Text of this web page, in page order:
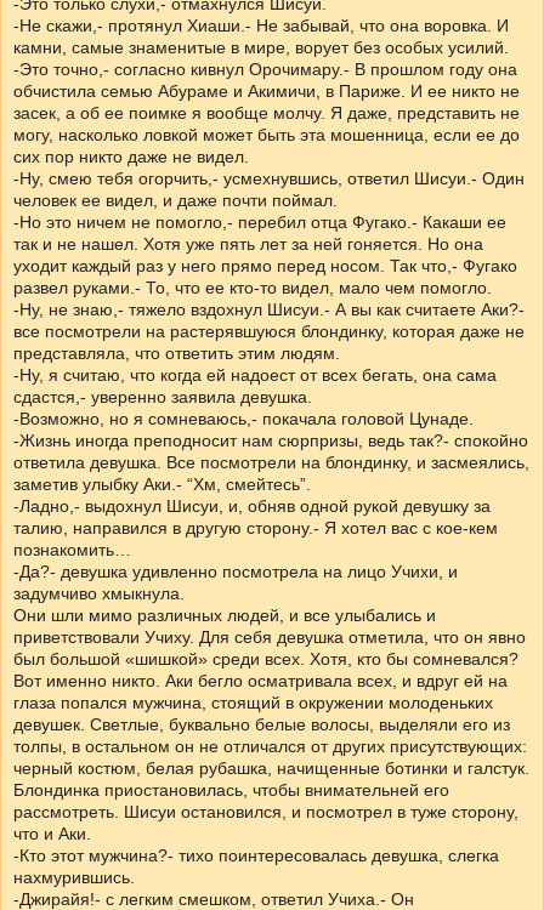
-Не скажи,- протянул Хиаши.- Не забывай, что она воровка. И
камни, самые знаменитые в мире, ворует без особых усилий.
-Это точно,- согласно кивнул Орочимару.- В прошлом году она
обчистила семью Абураме и Акимичи, в Париже. И ее никто не
засек, а об ее поимке я вообще молчу. Я даже, представить не
могу, насколько ловкой может быть эта мошенница, если ее до
сих пор никто даже не видел.
-Ну, смею тебя огорчить,- усмехнувшись, ответил Шисуи.- Один
человек ее видел, и даже почти поймал.
-Но это ничем не помогло,- перебил отца Фугако.- Какаши ее
так и не нашел. Хотя уже пять лет за ней гоняется. Но она
уходит каждый раз у него прямо перед носом. Так что,- Фугако
развел руками.- То, что ее кто-то видел, мало чем помогло.
-Ну, не знаю,- тяжело вздохнул Шисуи.- А вы как считаете Аки?-
все посмотрели на растерявшуюся блондинку, которая даже не
представляла, что ответить этим людям.
-Ну, я считаю, что когда ей надоест от всех бегать, она сама
сдастся,- уверенно заявила девушка.
-Возможно, но я сомневаюсь,- покачала головой Цунаде.
-Жизнь иногда преподносит нам сюрпризы, ведь так?- спокойно
ответила девушка. Все посмотрели на блондинку, и засмеялись,
заметив улыбку Аки.- “Хм, смейтесь”.
-Ладно,- выдохнул Шисуи, и, обняв одной рукой девушку за
талию, направился в другую сторону.- Я хотел вас с кое-кем
познакомить…
-Да?- девушка удивленно посмотрела на лицо Учихи, и
задумчиво хмыкнула.
Они шли мимо различных людей, и все улыбались и
приветствовали Учиху. Для себя девушка отметила, что он явно
был большой «шишкой» среди всех. Хотя, кто бы сомневался?
Вот именно никто. Аки бегло осматривала всех, и вдруг ей на
глаза попался мужчина, стоящий в окружении молоденьких
девушек. Светлые, буквально белые волосы, выделяли его из
толпы, в остальном он не отличался от других присутствующих:
черный костюм, белая рубашка, начищенные ботинки и галстук.
Блондинка приостановилась, чтобы внимательней его
рассмотреть. Шисуи остановился, и посмотрел в туже сторону,
что и Аки.
-Кто этот мужчина?- тихо поинтересовалась девушка, слегка
нахмурившись.
-Джирайя!- с легким смешком, ответил Учиха.- Он